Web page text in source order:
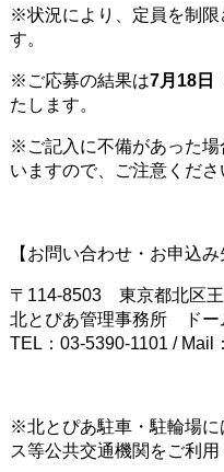
※状況により、定員を制限
す。
※ご応募の結果は7月18日
たします。
※ご記入に不備があった
いますので、ご注意くださ
【お問い合わせ・お申込み
〒114-8503 東京都北区
北とぴあ管理事務所 ドー
TEL：03-5390-1101 / Mail
※北とぴあ駐車・駐輪場
ス等公共交通機関をご利用